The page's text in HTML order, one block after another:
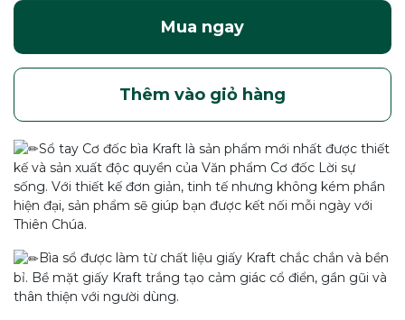
Mua ngay
Thêm vào giỏ hàng
Sổ tay Cơ đốc bìa Kraft là sản phẩm mới nhất được thiết
kế và sản xuất độc quyền của Văn phẩm Cơ đốc Lời sự
sống. Với thiết kế đơn giản, tinh tế nhưng không kém phần
hiện đại, sản phẩm sẽ giúp bạn được kết nối mỗi ngày với
Thiên Chúa.
Bìa sổ được làm từ chất liệu giấy Kraft chắc chắn và bền
bỉ. Bề mặt giấy Kraft trắng tạo cảm giác cổ điển, gần gũi và
thân thiện với người dùng.